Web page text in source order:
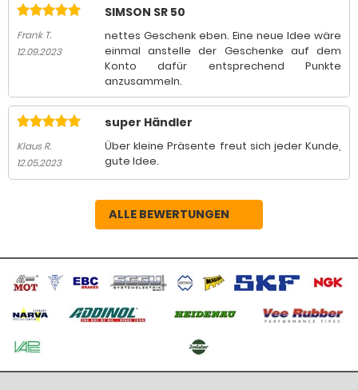
Frank T.
12.09.2023
SIMSON SR 50
nettes Geschenk eben. Eine neue Idee wäre
einmal anstelle der Geschenke auf dem
Konto dafür entsprechend Punkte
anzusammeln.
Klaus R.
12.05.2023
super Händler
Über kleine Präsente freut sich jeder Kunde,
gute Idee.
ALLE BEWERTUNGEN